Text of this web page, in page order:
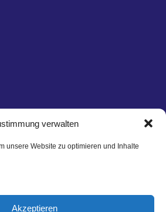
verwalten
unsere Website zu optimieren und Inhalte
Akzeptieren